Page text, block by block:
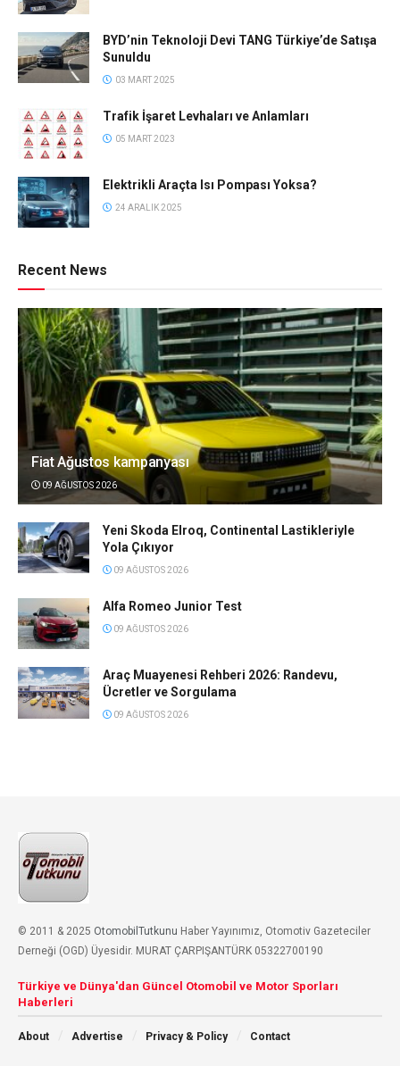
BYD’nin Teknoloji Devi TANG Türkiye’de Satışa
Sunuldu
03 MART 2025
Trafik İşaret Levhaları ve Anlamları
05 MART 2023
Elektrikli Araçta Isı Pompası Yoksa?
24 ARALIK 2025
Recent News
Fiat Ağustos kampanyası
09 AĞUSTOS 2026
Yeni Skoda Elroq, Continental Lastikleriyle
Yola Çıkıyor
09 AĞUSTOS 2026
Alfa Romeo Junior Test
09 AĞUSTOS 2026
Araç Muayenesi Rehberi 2026: Randevu,
Ücretler ve Sorgulama
09 AĞUSTOS 2026
© 2011 & 2025 OtomobilTutkunu Haber Yayınımız, Otomotiv Gazeteciler
Derneği (OGD) Üyesidir. MURAT ÇARPIŞANTÜRK 05322700190
Türkiye ve Dünya'dan Güncel Otomobil ve Motor Sporları
Haberleri
About Advertise Privacy & Policy Contact